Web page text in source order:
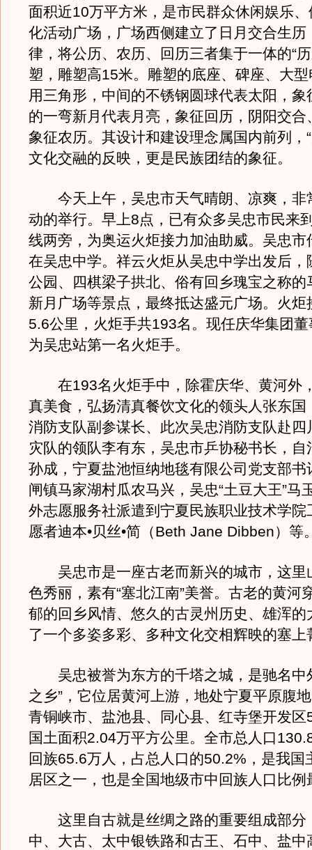
面积近10万平方米，是市民群众休闲娱乐
化活动广场，广场西侧建立了日月交合生历
律，将公历、农历、回历三者集于一体的“
塑，雕塑高15米。雕塑的底座、碑座、大
用三角形，中间的不锈钢圆球代表太阳，象
的一弯新月代表月亮，象征回历，阴阳交合
象征农历。其设计和建设理念属国内前列，
文化交融的反映，更是民族团结的象征。
今天上午，吴忠市天气晴朗、凉爽，非
动的举行。早上8点，已有众多吴忠市民来
线两旁，为奥运火炬接力加油助威。吴忠市
在吴忠中学。祥云火炬从吴忠中学出发后，
公园、四棋梁子拱北、俗有回乡瑰宝之称的
新月广场等景点，最终抵达盛元广场。火炬
5.6公里，火炬手共193名。现任庆华集团
为吴忠站第一名火炬手。
在193名火炬手中，除霍庆华、黄河外
真美食，弘扬清真餐饮文化的领头人张东国
消防支队副参谋长、此次吴忠消防支队赴四
灾队的领队李有东，吴忠市乒协秘书长，自
孙成，宁夏盐池恒纳地毯有限公司党支部书
闸镇马家湖村瓜农马兴，吴忠“土豆大王”马
外志愿服务社派遣到宁夏民族职业技术学院
愿者迪本•贝丝•简（Beth Jane Dibben）等
吴忠市是一座古老而新兴的城市，这里
色秀丽，素有“塞北江南”美誉。古老的黄河
郁的回乡风情、悠久的古灵州历史、雄浑的
了一个多姿多彩、多种文化交相辉映的塞上
吴忠被誉为东方的千塔之城，是驰名中
之乡”，它位居黄河上游，地处宁夏平原腹
青铜峡市、盐池县、同心县、红寺堡开发区
国土面积2.04万平方公里。全市总人口
回族65.6万人，占总人口的50.2%，是我国
居区之一，也是全国地级市中回族人口比例
这里自古就是丝绸之路的重要组成部分
中、大古、太中银铁路和古王、石中、盐中